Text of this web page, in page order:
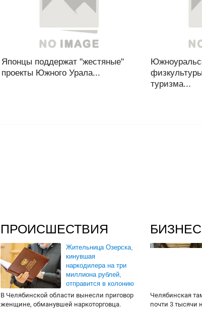
Японцы поддержат "жестяные"
проекты Южного Урала...
туризма...
ПРОИСШЕСТВИЯ
Жительница Озерска,
кинувшая
наркодилера на три
миллиона рублей,
отправится в колонию
В Челябинской области вынесли приговор
женщине, обманувшей наркоторговца.
БИЗНЕС
Челябинская
почти 3 тысячи